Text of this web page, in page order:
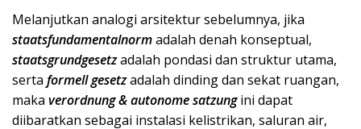
Melanjutkan analogi arsitektur sebelumnya, jika
staatsfundamentalnormadalah denah konseptual,
staatsgrundgesetzadalah pondasi dan struktur utama,
serta formell gesetzadalah dinding dan sekat ruangan,
maka verordnung & autonome satzungini dapat
diibaratkan sebagai instalasi kelistrikan, saluran air,